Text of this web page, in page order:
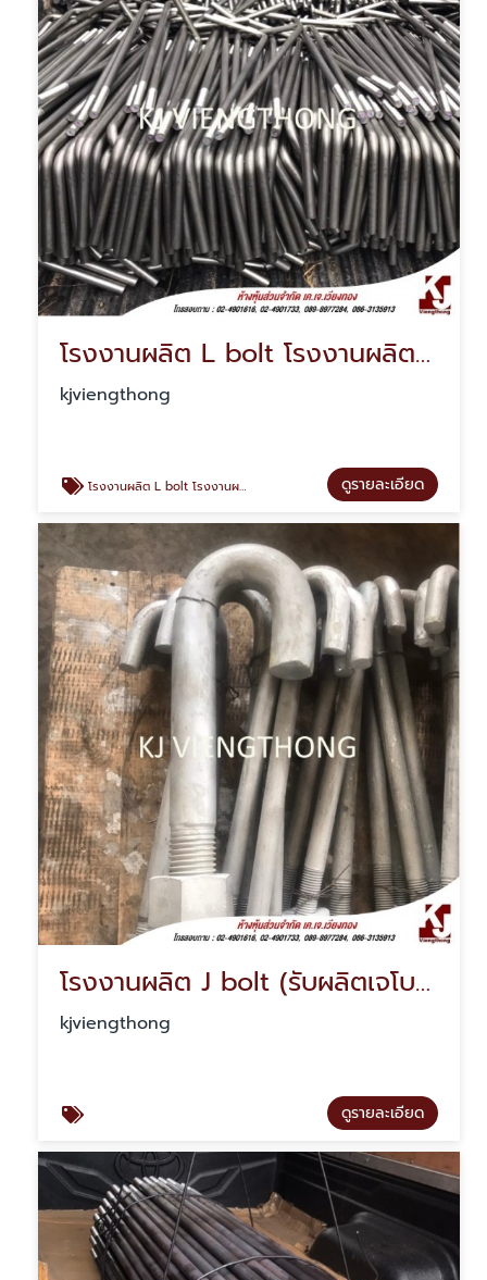
โรงงานผลิต L bolt โรงงานผลิตแอลโบลท์
kjviengthong
โรงงานผลิต L bolt โรงงานผลิตแอลโบลท์ ดูรายละเอียด
โรงงานผลิต J bolt (รับผลิตเจโบลท์)
kjviengthong
ดูรายละเอียด